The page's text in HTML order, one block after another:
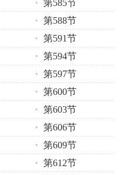
第585节
第588节
第591节
第594节
第597节
第600节
第603节
第606节
第609节
第612节